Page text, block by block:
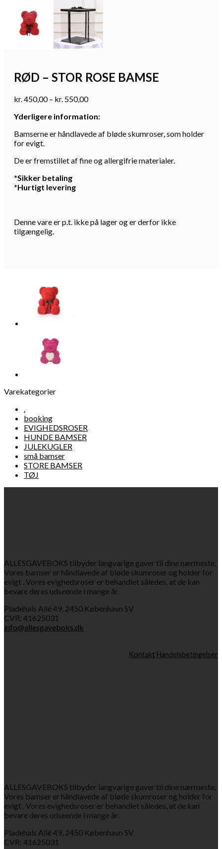
RØD – STOR ROSE BAMSE
kr.450,00 – kr. 550,00Prisinterval:
til
Yderligere information:
Bamserne er håndlavede af bløde skumroser, som holder
for evigt.
De er fremstillet af fine og allergifrie materialer.
*Sikker betaling
*Hurtigt levering
Denne vare er p.t. ikke på lager og er derfor ikke
tilgængelig.
Varekategorier
.
booking
EVIGHEDSROSER
HUNDE BAMSER
JULEKUGLER
små bamser
STORE BAMSER
TØJ
ALLESGAVEBOKS tilbyder langvarige gaver til dine nærmeste.
Vores bamser er håndlavede af bløde skumroser og holder for
evigt . Vores evighedsroser er behandlet således, at de kan
bevare deres udseende i mange år.
Pladehals Allé 49, 2450 København SV
CVR: 41625031
info@allesgaveboks.dk
Kontakt Handelsbetingelser
ALLESGAVEBOKS tilbyder langvarige gaver til dine nærmeste.
Vores bamser er håndlavede af bløde skumroser og holder for
evigt . Vores evighedsroser er behandlet således, at de kan
bevare deres udseende i mange år.
Pladehals Allé 49, 2450 København SV
CVR: 41625031